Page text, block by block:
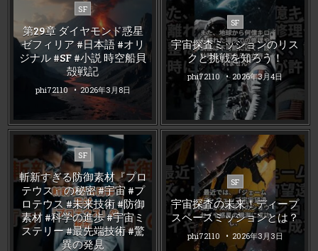
Posted
in
SF
第29章 ダイヤモンド惑星
ゼフィリア #日本語 #オリ
ジナル #SF #小説 時空船貝
殻戦記
phi72110 2026年3月8日
Posted
in
SF
宇宙探査ミッションのリス
クと挑戦を知ろう！
phi72110 2026年3月4日
Posted
in
SF
斬新すぎる防御素材『プロ
テウス』の秘密 #宇宙 #プ
ロテウス #未来技術 #防御
素材 #科学の進歩 #宇宙ミ
ステリー #最先端技術 #驚
異の発見
Posted
in
SF
宇宙探査の未来！ディープ
スペースミッションとは？
phi72110 2026年3月3日